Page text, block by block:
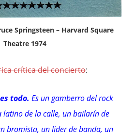
Springsteen – Harvard Square
Theatre 1974
crítica del concierto:
todo. Es un gamberro del rock
latino de la calle, un bailarín de
bromista, un líder de banda, un